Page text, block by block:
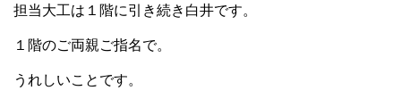
担当大工は１階に引き続き白井です。
１階のご両親ご指名で。
うれしいことです。